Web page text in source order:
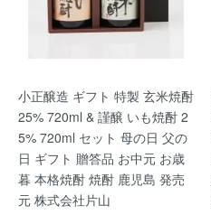
小正醸造 ギフト 特製 玄米焼酎
25% 720ml & 謹醸 いも焼酎 2
5% 720ml セット 母の日 父の
日 ギフト 贈答品 お中元 お歳
暮 本格焼酎 焼酎 鹿児島 発売
元 株式会社片山